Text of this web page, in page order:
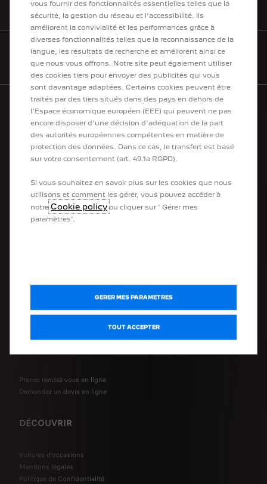
BESOIN D'AIDE
CONTACTEZ-NOUS
LA GAMME PEUGEOT
Les Électriques
Les Citadines
Les SUV
Les Berlines
Les Utilitaires
L'électromobilité chez Peugeot
Prenez rendez-vous en ligne
Demandez un devis en ligne
DÉCOUVRIR
Voitures d'occasions
Mentions légales
Politique de Confidentialité
vous fournir des fonctionnalités essentielles telles que la
sécurité, la gestion du réseau et l’accessibilité. Ils
améliorent la convivialité et les performances grâce à
diverses fonctionnalités telles que la reconnaissance de la
langue, les résultats de recherche et améliorent ainsi ce
que nous vous offrons. Notre site peut également utiliser
des cookies tiers pour envoyer des publicités qui vous
sont davantage adaptées. Certains cookies peuvent être
traités par des tiers situés dans des pays en dehors de
l'Espace économique européen (EEE) qui peuvent ne pas
encore disposer d'une décision d'adéquation de la part
des autorités européennes compétentes en matière de
protection des données. Dans ce cas, le transfert est basé
sur votre consentement (art. 49.1a RGPD).
Si vous souhaitez en savoir plus sur les cookies que nous
utilisons et comment les gérer, vous pouvez accéder à
notre Cookie policy ou cliquer sur ' Gérer mes
paramètres'.
GERER MES PARAMETRES
TOUT ACCEPTER